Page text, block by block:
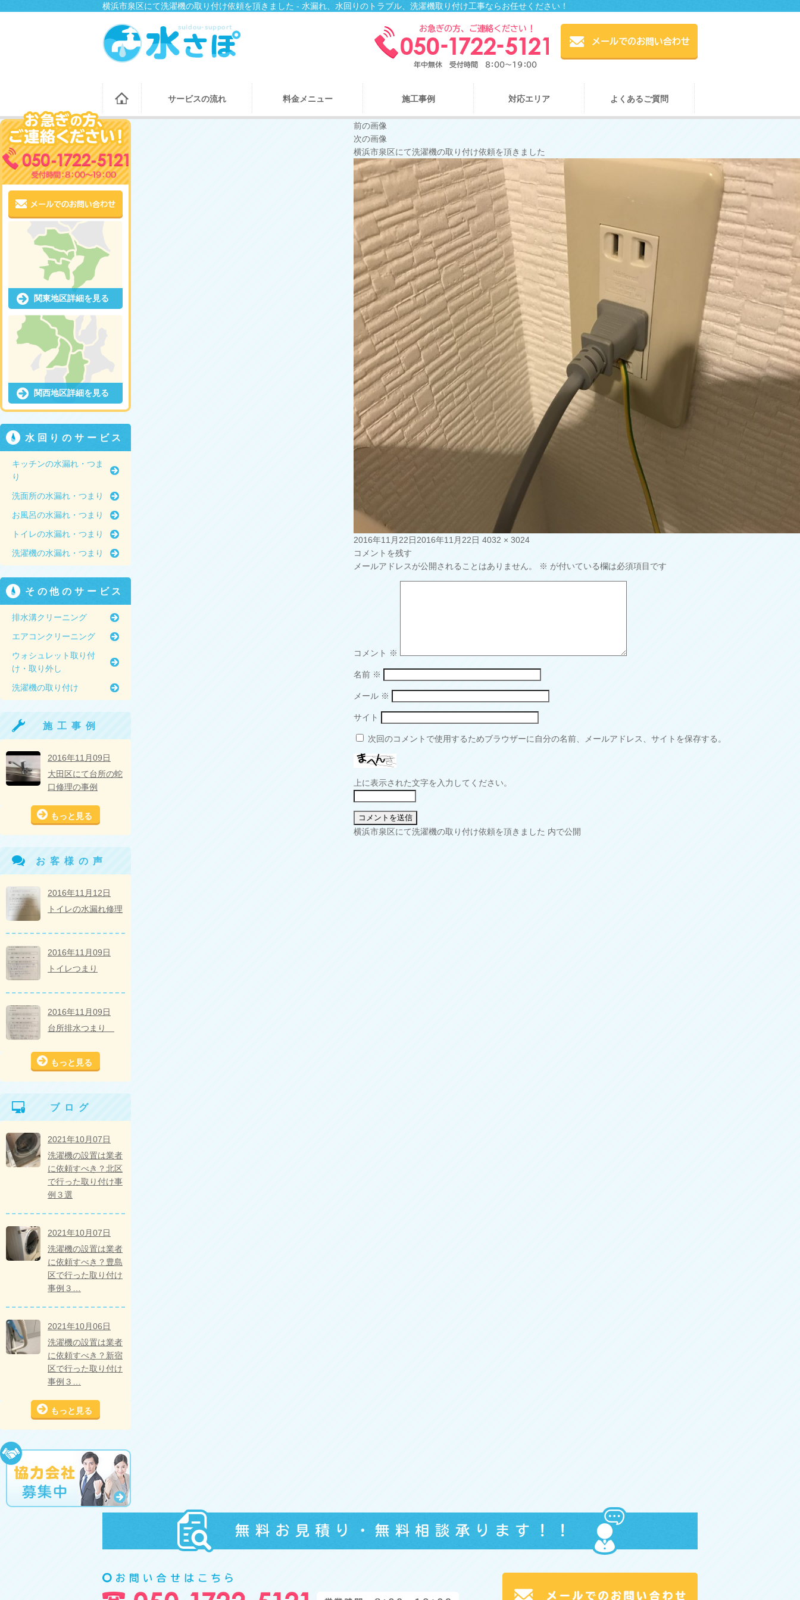
横浜市泉区にて洗濯機の取り付け依頼を頂きました - 水漏れ、水回りのトラブル、洗濯機取り付け工事ならお任せください！
サービスの流れ 料金メニュー 施工事例 対応エリア よくあるご質問
前の画像
次の画像
横浜市泉区にて洗濯機の取り付け依頼を頂きました
投
稿
日:
2016年11月22日2016年11月22日 フ
サ
4032 × 3024
コメントを残す
メールアドレスが公開されることはありません。
※ が付いている欄は必須項目です
コメント ※
名前 ※
メール ※
サイト
次回のコメントで使用するためブラウザーに自分の名前、メールアドレス、サイトを保存する。
上に表示された文字を入力してください。
投
横浜市泉区にて洗濯機の取り付け依頼を頂きました 内で公開
関東地区詳細を見る
関西地区詳細を見る
水回りのサービス
キッチンの水漏れ・つま
り
洗面所の水漏れ・つまり
お風呂の水漏れ・つまり
トイレの水漏れ・つまり
洗濯機の水漏れ・つまり
その他のサービス
排水溝クリーニング
エアコンクリーニング
ウォシュレット取り付
け・取り外し
洗濯機の取り付け
施工事例
2016年11月09日
大田区にて台所の蛇
口修理の事例
もっと見る
お客様の声
2016年11月12日
トイレの水漏れ修理
2016年11月09日
トイレつまり
2016年11月09日
台所排水つまり
もっと見る
ブログ
2021年10月07日
洗濯機の設置は業者
に依頼すべき？北区
で行った取り付け事
例３選
2021年10月07日
洗濯機の設置は業者
に依頼すべき？豊島
区で行った取り付け
事例３…
2021年10月06日
洗濯機の設置は業者
に依頼すべき？新宿
区で行った取り付け
事例３…
もっと見る